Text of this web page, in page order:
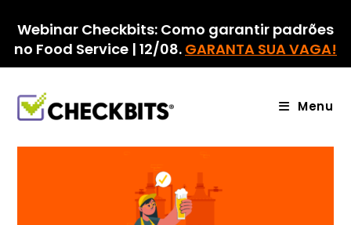
para
conteúdo
Webinar Checkbits: Como garantir padrões
no Food Service | 12/08. GARANTA SUA VAGA!
Menu